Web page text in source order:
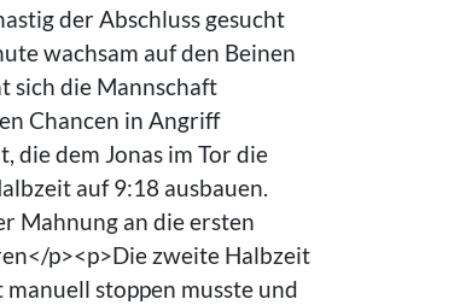
der Abschluss gesucht
wachsam auf den Beinen
sich die Mannschaft
Chancen in Angriff
die dem Jonas im Tor die
auf 9:18 ausbauen.
Mahnung an die ersten
p><p>Die zweite Halbzeit
stoppen musste und